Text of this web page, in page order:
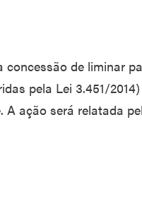
concessão de liminar
pela Lei 3.451/
A ação será relatada